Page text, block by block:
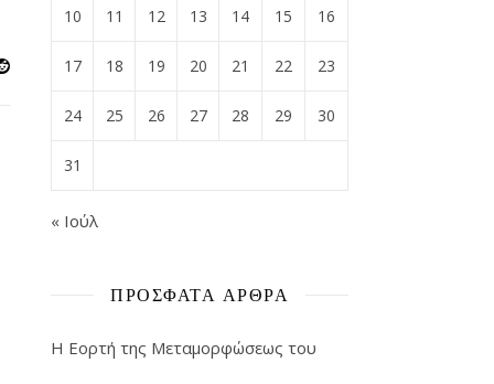
10 11 12 13 14 15 16
17 18 19 20 21 22 23
24 25 26 27 28 29 30
31
« Ιούλ
ΠΡΌΣΦΑΤΑ ΆΡΘΡΑ
Η Εορτή της Μεταμορφώσεως του